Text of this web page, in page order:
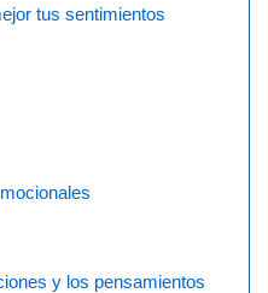
tus sentimientos
y los pensamientos